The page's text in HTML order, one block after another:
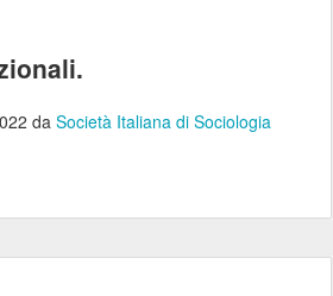
da Società Italiana di Sociologia